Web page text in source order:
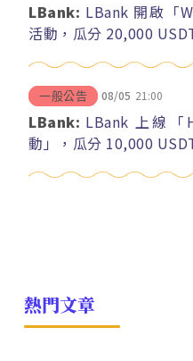
LBank: LBank 開啟「
活動，瓜分 20,000
一般公告 08/05 21:00
LBank: LBank 上線「
動」，瓜分 10,000
熱門文章